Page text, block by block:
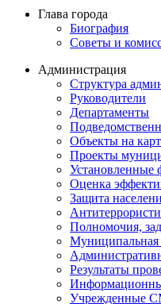
Глава города
Биография
Советы и
Администрация
Структура
Руководители
Департаменты
Объекты на
Проекты
Установленные
Оценка
Защита
Полномочия,
Муниципальная
Результаты
Учрежденные